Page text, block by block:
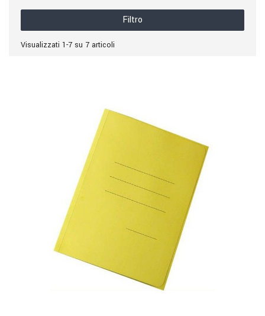
Filtro
Visualizzati 1-7 su 7 articoli